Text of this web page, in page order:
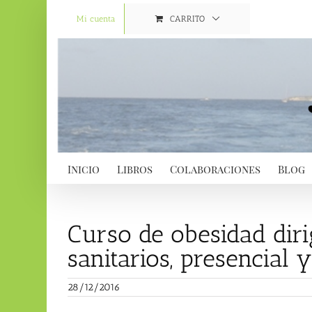
Mi cuenta CARRITO
Inicio Libros Colaboraciones Blog
Curso de obesidad
sanitarios, presencial
28/12/2016